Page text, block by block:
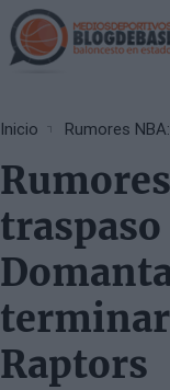
Skip
to
main
Inicio
Raptors